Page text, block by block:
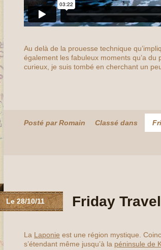
Au delà de la prouesse technique
également les fabuleux moments qu’a du
curieux, je suis tombé en cherchant un
Posté par Romain Classé dans
Le 28/10/11 Friday
La Laponie est une région mystique.
s’étendant même jusqu’à la péninsule de